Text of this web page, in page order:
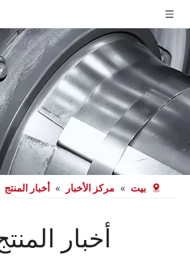
بيت » مركز الأخبار » أخبار المنتج
أخبار